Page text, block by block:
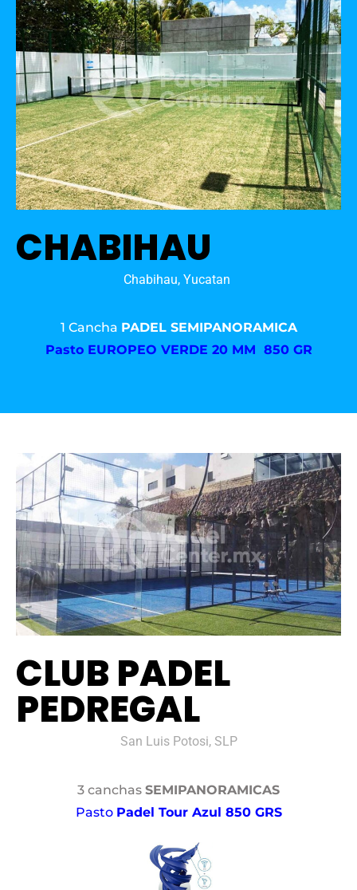
CHABIHAU
Chabihau, Yucatan
1 Cancha PADEL SEMIPANORAMICA
Pasto EUROPEO VERDE 20 MM 850 GR
CLUB PADEL
PEDREGAL
San Luis Potosi, SLP
3 canchas SEMIPANORAMICAS
Pasto Padel Tour Azul 850 GRS